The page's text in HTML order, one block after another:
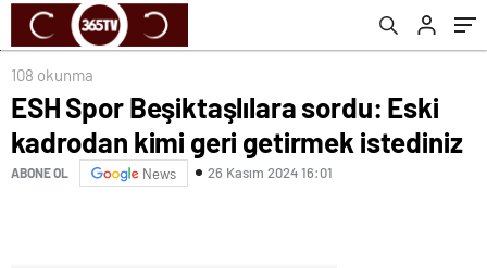
108 okunma
ESH Spor Beşiktaşlılara sordu: Eski
kadrodan kimi geri getirmek istediniz
ABONE OL News 26 Kasım 2024 16:01